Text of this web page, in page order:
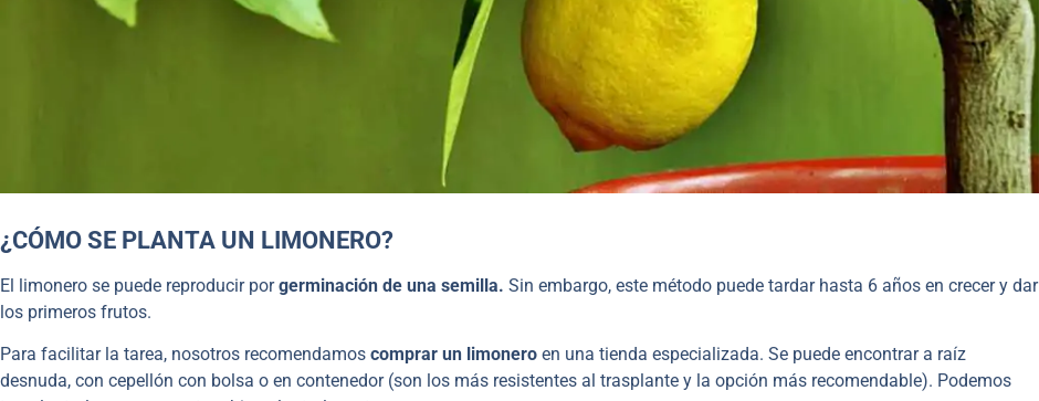
¿CÓMO SE PLANTA UN LIMONERO?
El limonero se puede reproducir porgerminación de una semilla. Sin embargo, este método puede tardar hasta 6 años en crecer y dar
los primeros frutos.
Para facilitar la tarea, nosotros recomendamos comprar un limonero en una tienda especializada. Se puede encontrar a raíz
desnuda, con cepellón con bolsa o en contenedor (son los más resistentes al trasplante y la opción más recomendable). Podemos